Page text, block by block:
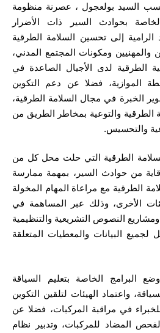
السيد بولعجول ، عصرنة منظومة
بحوادث السير ذات الأضرار
الرامية إلى تحسين السلامة الطرقية
والمهنيين ومكونات المجتمع المدني،
الطرقية لدى الأجيال الصاعدة في
الموازية، فضلا عن دعم التكوين
الخبرة في مجال السلامة الطرقية،
الطرقية والتوعية بمخاطر الطريق من
والتحسيس.
الطرقية التي حلت محل كل من
من حوادث السير، بمهمة ممارسة
الطرقية مع مراعاة المهام المخولة
الأخرى، وذلك عبر المساهمة في
ومشاريع النصوص التشريعية والتنظيمية
البيانات والمعطيات المتعلقة
البرامج الخاصة بتعليم السياقة
واعتماد الهيئات لتلقين التكوين
في مراقبة المركبات، فضلا عن
المضاد للمركبات، وتدبير نظام